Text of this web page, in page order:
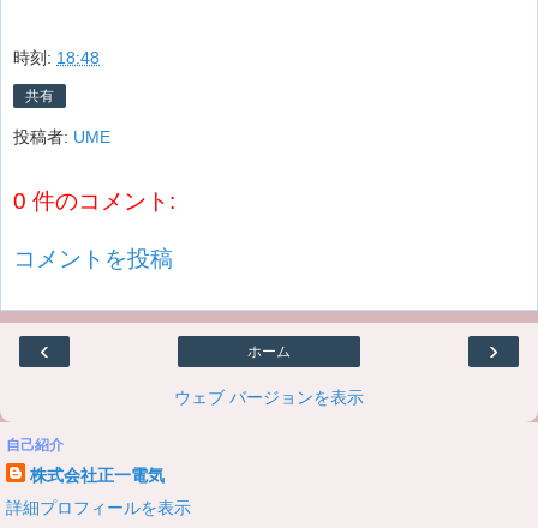
時刻: 18:48
共有
投稿者: UME
0 件のコメント:
コメントを投稿
‹ ›
ホーム
ウェブ バージョンを表示
自己紹介
株式会社正一電気
詳細プロフィールを表示